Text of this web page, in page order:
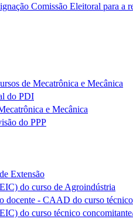
Comissão Eleitoral para a
de Mecatrônica e Mecânica
do PDI
e Mecânica
do PPP
Extensão
do curso de Agroindústria
docente - CAAD do curso
do curso técnico